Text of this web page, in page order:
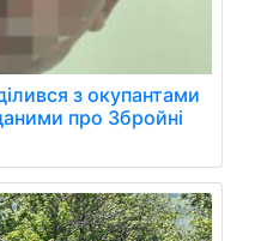
з окупантами
про Збройні